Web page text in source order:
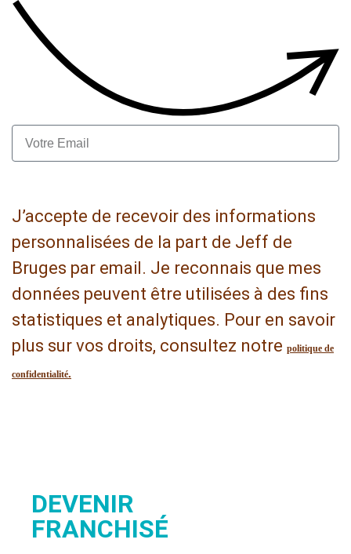
J’accepte de recevoir des informations
personnalisées de la part de Jeff de
Bruges par email. Je reconnais que mes
données peuvent être utilisées à des fins
statistiques et analytiques. Pour en savoir
plus sur vos droits, consultez notre politique de
confidentialité.
DEVENIR
FRANCHISÉ